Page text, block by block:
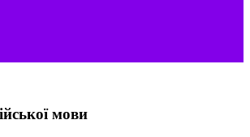
мови